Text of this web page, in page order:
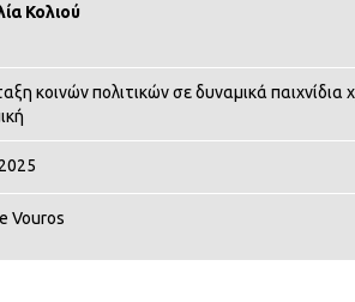
Κολιού
κοινών πολιτικών σε δυναμικά παιχνίδια
Vouros